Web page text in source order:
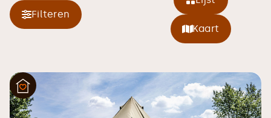
Filteren
Kaart